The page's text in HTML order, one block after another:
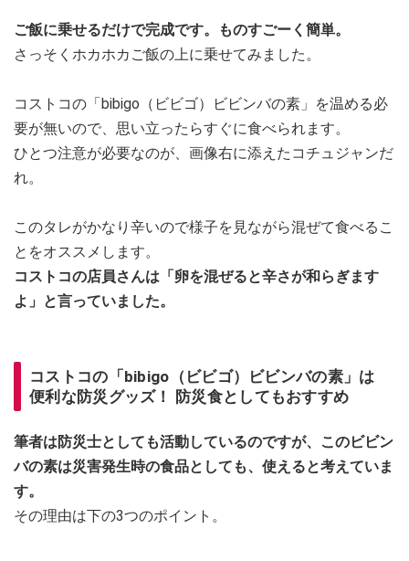
ご飯に乗せるだけで完成です。ものすごーく簡単。
さっそくホカホカご飯の上に乗せてみました。
コストコの「bibigo（ビビゴ）ビビンバの素」を温める必
要が無いので、思い立ったらすぐに食べられます。
ひとつ注意が必要なのが、画像右に添えたコチュジャンだ
れ。
このタレがかなり辛いので様子を見ながら混ぜて食べるこ
とをオススメします。
コストコの店員さんは「卵を混ぜると辛さが和らぎます
よ」と言っていました。
コストコの「bibigo（ビビゴ）ビビンバの素」は
便利な防災グッズ！ 防災食としてもおすすめ
筆者は防災士としても活動しているのですが、このビビン
バの素は災害発生時の食品としても、使えると考えていま
す。
その理由は下の3つのポイント。